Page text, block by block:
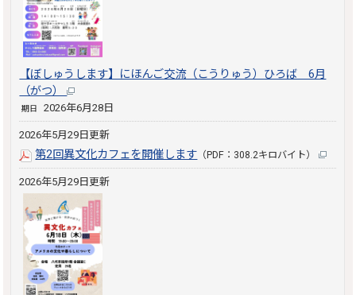
【ぼしゅうします】にほんご交流（こうりゅう）ひろば 6月
（がつ）
期日 2026年6月28日
2026年5月29日更新
第2回異文化カフェを開催します （PDF：308.2キロバイト）
2026年5月29日更新